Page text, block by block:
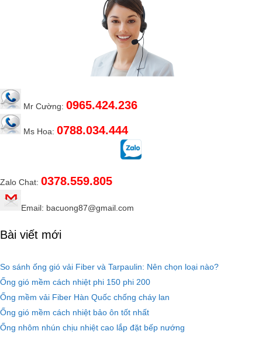
Mr Cường: 0965.424.236
Ms Hoa: 0788.034.444
Zalo Chat: 0378.559.805
Email: bacuong87@gmail.com
Bài viết mới
So sánh ống gió vải Fiber và Tarpaulin: Nên chọn loại nào?
Ống gió mềm cách nhiệt phi 150 phi 200
Ống mềm vải Fiber Hàn Quốc chống cháy lan
Ống gió mềm cách nhiệt bảo ôn tốt nhất
Ống nhôm nhún chịu nhiệt cao lắp đặt bếp nướng